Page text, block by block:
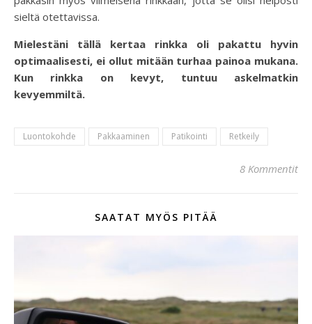
sieltä otettavissa.
Mielestäni tällä kertaa rinkka oli pakattu hyvin
optimaalisesti, ei ollut mitään turhaa painoa mukana.
Kun rinkka on kevyt, tuntuu askelmatkin
kevyemmiltä.
Luontokohde Pakkaaminen Patikointi Retkeily
8 Kommentit
SAATAT MYÖS PITÄÄ